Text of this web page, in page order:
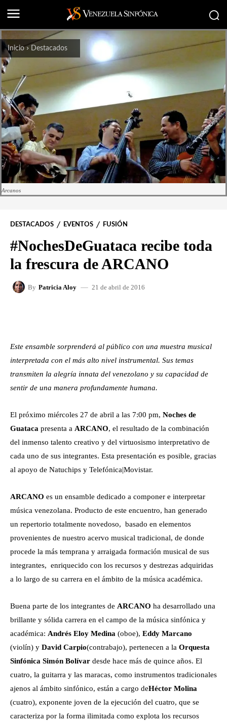
Inicio Destacados
Arcanos
DESTACADOS EVENTOS FUSIÓN
#NochesDeGuataca recibe toda
la frescura de ARCANO
By Patricia Aloy 21 de abril de 2016
Este ensamble sorprenderá al público con una muestra musical
interpretada con el más alto nivel instrumental. Sus temas
transmiten la alegría innata del venezolano y su capacidad de
sentir de una manera profundamente humana.
El próximo miércoles 27 de abril a las 7:00 pm, Noches de
Guataca presenta a ARCANO, el resultado de la combinación
del inmenso talento creativo y del virtuosismo interpretativo de
cada uno de sus integrantes. Esta presentación es posible, gracias
al apoyo de Natuchips y Telefónica|Movistar.
ARCANO es un ensamble dedicado a componer e interpretar
música venezolana. Producto de este encuentro, han generado
un repertorio totalmente novedoso, basado en elementos
provenientes de nuestro acervo musical tradicional, de donde
procede la más temprana y arraigada formación musical de sus
integrantes, enriquecido con los recursos y destrezas adquiridas
a lo largo de su carrera en el ámbito de la música académica.
Buena parte de los integrantes de ARCANO ha desarrollado una
brillante y sólida carrera en el campo de la música sinfónica y
académica: Andrés Eloy Medina (oboe), Eddy Marcano
(violín) y David Carpio(contrabajo), pertenecen a la Orquesta
Sinfónica Simón Bolívar desde hace más de quince años. El
cuatro, la guitarra y las maracas, como instrumentos tradicionales
ajenos al ámbito sinfónico, están a cargo deHéctor Molina
(cuatro), exponente joven de la ejecución del cuatro, que se
caracteriza por la forma ilimitada como explota los recursos